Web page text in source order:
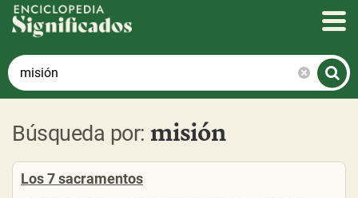
Enciclopedia Significados
¿Qué
quieres
saber
hoy?
Búsqueda por: misión
Los 7 sacramentos